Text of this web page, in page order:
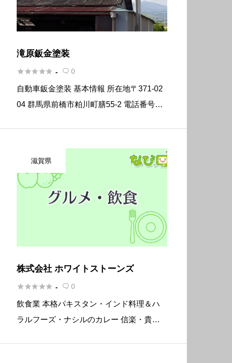
滝原鈑金塗装
 -  0
自動車鈑金塗装 基本情報 所在地〒371-02
04 群馬県前橋市粕川町膳55-2 電話番号02
滋賀県
株式会社 ホワイトストーンズ
 -  0
飲食業 本格パキスタン・インド料理＆ハ
ラルフーズ・ナシルのカレー 信楽・貴生